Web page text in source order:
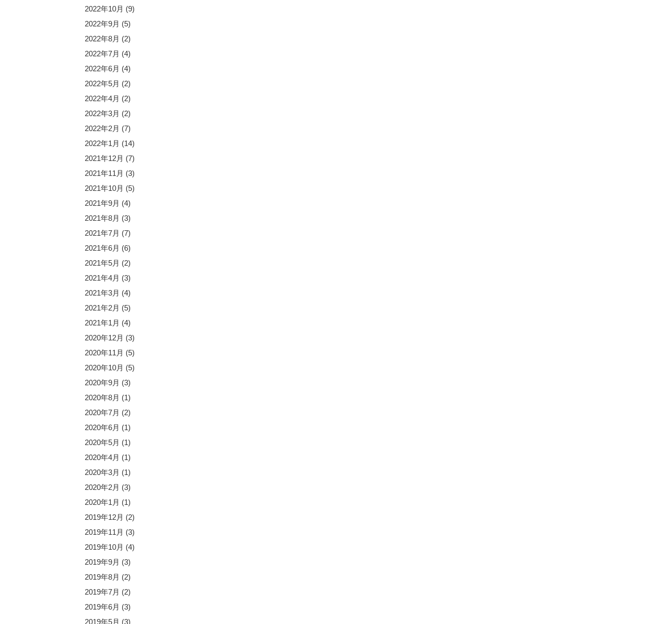
2022年10月 (9)
2022年9月 (5)
2022年8月 (2)
2022年7月 (4)
2022年6月 (4)
2022年5月 (2)
2022年4月 (2)
2022年3月 (2)
2022年2月 (7)
2022年1月 (14)
2021年12月 (7)
2021年11月 (3)
2021年10月 (5)
2021年9月 (4)
2021年8月 (3)
2021年7月 (7)
2021年6月 (6)
2021年5月 (2)
2021年4月 (3)
2021年3月 (4)
2021年2月 (5)
2021年1月 (4)
2020年12月 (3)
2020年11月 (5)
2020年10月 (5)
2020年9月 (3)
2020年8月 (1)
2020年7月 (2)
2020年6月 (1)
2020年5月 (1)
2020年4月 (1)
2020年3月 (1)
2020年2月 (3)
2020年1月 (1)
2019年12月 (2)
2019年11月 (3)
2019年10月 (4)
2019年9月 (3)
2019年8月 (2)
2019年7月 (2)
2019年6月 (3)
2019年5月 (3)